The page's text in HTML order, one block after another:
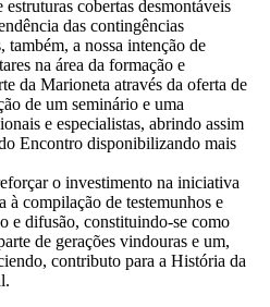
cobertas desmontáveis
das contingências
a nossa intenção de
na área da formação e
da Marioneta através da oferta de
de um seminário e uma
e especialistas, abrindo assim
Encontro disponibilizando mais
o investimento na iniciativa
à compilação de testemunhos e
e difusão, constituindo-se como
de gerações vindouras e um,
contributo para a História da